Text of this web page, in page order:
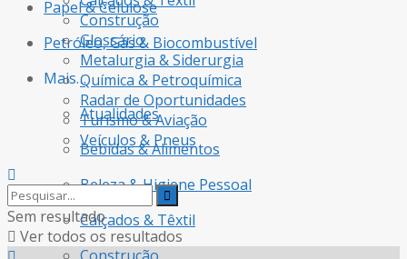
Papel & Celulose
Petróleo, Gás & Biocombustível
Mais…
Atualidades
Bebidas & Alimentos
Beleza & Higiene Pessoal
Calçados & Têxtil
Construção
Glossário
Metalurgia & Siderurgia
Química & Petroquímica
Radar de Oportunidades
Turismo & Aviação
Veículos & Pneus
Sem resultado
Ver todos os resultados